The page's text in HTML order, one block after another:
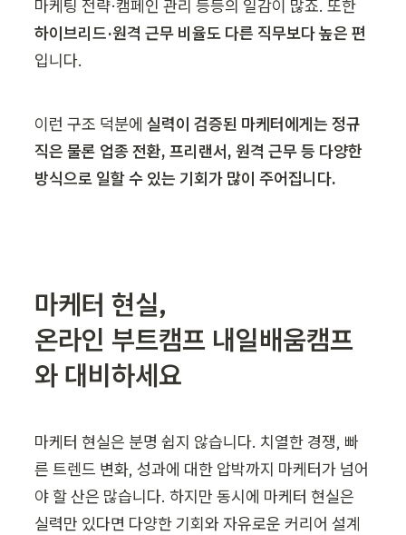
하이브리드·원격 근무 비율도 다른 직무보다 높은 편
입니다.
이런 구조 덕분에 실력이 검증된 마케터에게는 정규
직은 물론 업종 전환, 프리랜서, 원격 근무 등 다양한
방식으로 일할 수 있는 기회가 많이 주어집니다.
마케터 현실,
온라인 부트캠프 내일배움캠프
와 대비하세요
마케터 현실은 분명 쉽지 않습니다. 치열한 경쟁, 빠
른 트렌드 변화, 성과에 대한 압박까지 마케터가 넘어
야 할 산은 많습니다. 하지만 동시에 마케터 현실은
실력만 있다면 다양한 기회와 자유로운 커리어 설계